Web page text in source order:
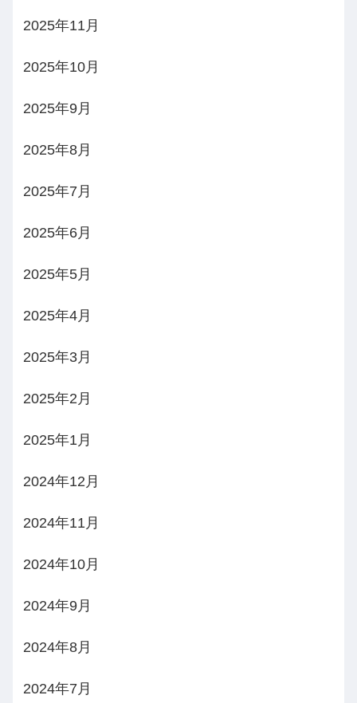
2025年11月
2025年10月
2025年9月
2025年8月
2025年7月
2025年6月
2025年5月
2025年4月
2025年3月
2025年2月
2025年1月
2024年12月
2024年11月
2024年10月
2024年9月
2024年8月
2024年7月